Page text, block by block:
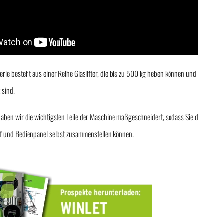
besteht aus einer Reihe Glaslifter, die bis zu 500 kg heben können
wir die wichtigsten Teile der Maschine maßgeschneidert, sodass
und Bedienpanel selbst zusammenstellen können.